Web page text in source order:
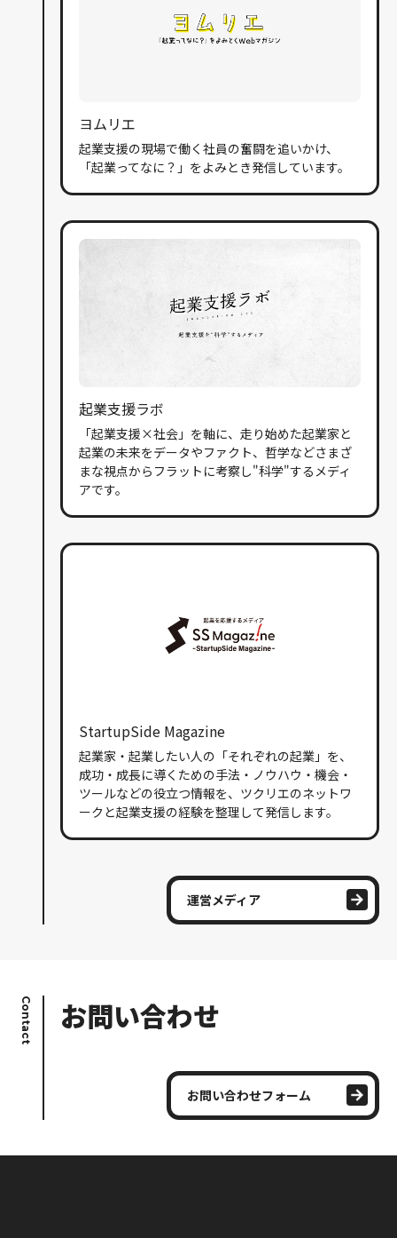
ヨムリエ
起業支援の現場で働く社員の奮闘を追いかけ、
「起業ってなに？」をよみとき発信しています。
起業支援ラボ
「起業支援×社会」を軸に、走り始めた起業家と
起業の未来をデータやファクト、哲学などさまざ
まな視点からフラットに考察し"科学"するメディ
アです。
StartupSide Magazine
起業家・起業したい人の「それぞれの起業」を、
成功・成長に導くための手法・ノウハウ・機会・
ツールなどの役立つ情報を、ツクリエのネットワ
ークと起業支援の経験を整理して発信します。
運営メディア
Contact お問い合わせ
お問い合わせフォーム